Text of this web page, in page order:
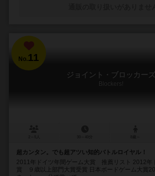
No.11
ジョイント・ブロッカーズ
Blockers!
超カンタン。でも超アツい知的バトルロイヤル！
2011年ドイツ年間ゲーム大賞 推薦リスト 2012年
賞 ９歳以上部門大賞受賞 日本ボードゲーム大賞